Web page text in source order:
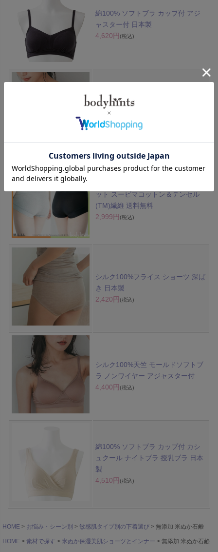
綿100% ソフトブラ カップ付 アジ
ャスター付 日本製
4,620円 (税込)
スーピマコットン 超立体ハーフトッ
プソフトブラ カップ付 日本製
3,960円(税込)
ット スーピマコットン＆テンセル
(TM)繊維 送料無料
2,999円 (税込)
シルク100%フライス ショーツ 深ば
き 日本製
2,420円 (税込)
シルク100%天竺 モールドソフトブ
ラ ノンワイヤー アジャスター付
4,400円 (税込)
綿100% ソフトブラ カップ付 カシ
ュクール ナイトブラ 授乳ブラ 日本
製
4,510円 (税込)
HOME お悩み・シーン別 敏感肌タイプ別の下着選び 無添加 米ぬか石鹸
HOME 素材で探す 米ぬか保湿美肌ショーツとインナー 無添加 米ぬか石鹸